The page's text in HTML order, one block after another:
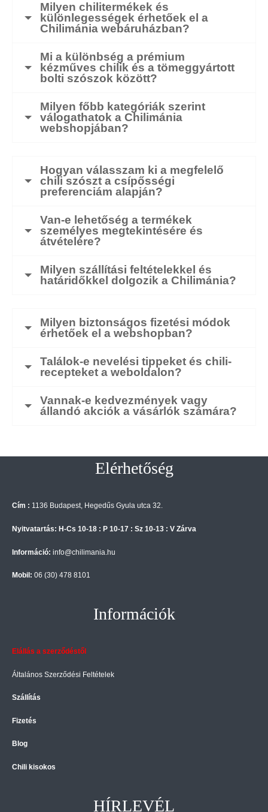
Milyen chilitermékek és
különlegességek érhetőek el a
Chilimánia webáruházban?
Mi a különbség a prémium
kézműves chilik és a tömeggyártott
bolti szószok között?
Milyen főbb kategóriák szerint
válogathatok a Chilimánia
webshopjában?
Hogyan válasszam ki a megfelelő
chili szószt a csípősségi
preferenciám alapján?
Van-e lehetőség a termékek
személyes megtekintésére és
átvételére?
Milyen szállítási feltételekkel és
határidőkkel dolgozik a Chilimánia?
Milyen biztonságos fizetési módok
érhetőek el a webshopban?
Találok-e nevelési tippeket és chili-
recepteket a weboldalon?
Vannak-e kedvezmények vagy
állandó akciók a vásárlók számára?
Elérhetőség
Cím : 1136 Budapest, Hegedűs Gyula utca 32.
Nyitvatartás: H-Cs 10-18 : P 10-17 : Sz 10-13 : V Zárva
Információ: info@chilimania.hu
Mobil: 06 (30) 478 8101
Információk
Elállás a szerződéstől
Általános Szerződési Feltételek
Szállítás
Fizetés
Blog
Chili kisokos
HÍRLEVÉL